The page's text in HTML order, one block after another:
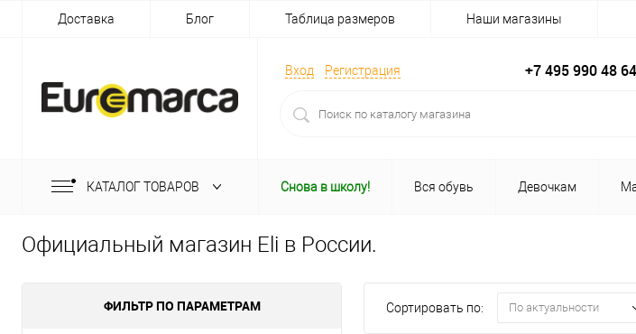
Доставка Блог Таблица размеров Наши магазины
Вход Регистрация +7 495 990 48 64
КАТАЛОГ ТОВАРОВ Снова в школу! Вся обувь Девочкам
Официальный магазин Eli в России.
ФИЛЬТР ПО ПАРАМЕТРАМ Сортировать по: По актуальности